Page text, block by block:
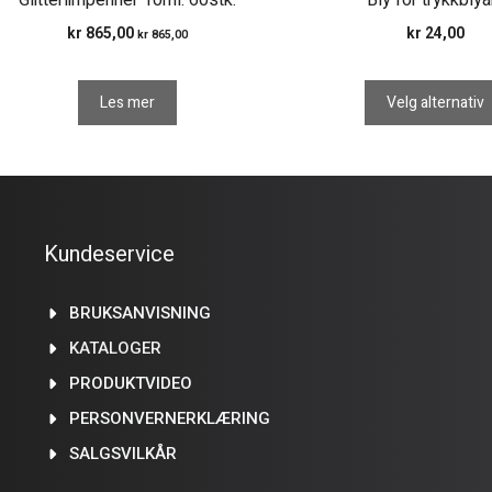
kr 865,00 kr865,00
Les mer
kr 24,00
Velg alternativ
Kundeservice
BRUKSANVISNING
KATALOGER
PRODUKTVIDEO
PERSONVERNERKLÆRING
SALGSVILKÅR